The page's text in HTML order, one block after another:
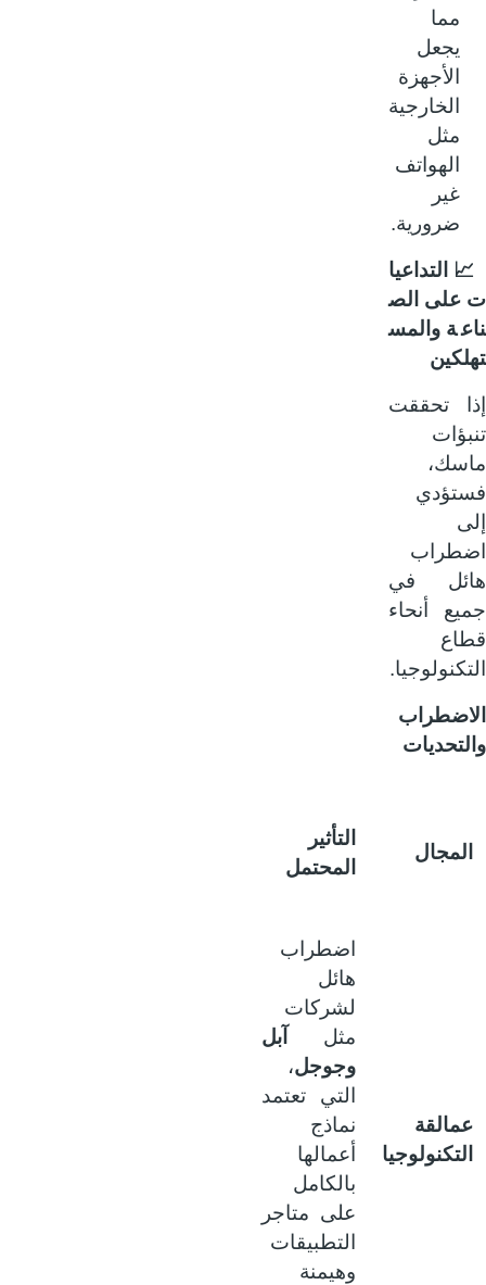
مما
يجعل
الأجهزة
الخارجية
مثل
الهواتف
غير
ضرورية.
التداعيا
الص
والمس
تحققت
في
أنحاء
التأثير
المحتمل
اضطراب
هائل
لشركات
مثل
آبل
وجوجل،
التي تعتمد
نماذج
أعمالها
بالكامل
على متاجر
التطبيقات
وهيمنة